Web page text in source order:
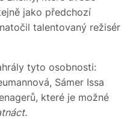
jako předchozí
talentovaný režisér
tyto osobnosti:
Sámer Issa
které je možné